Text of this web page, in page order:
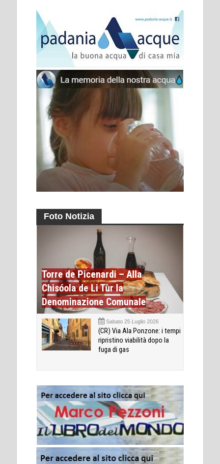
Foto Notizia
Torre de Picenardi – Alla
Chisóola de Li Tùr la
Denominazione Comunale
Sabato 25 Luglio 2026
(CR) Via Ala Ponzone: i tempi
ripristino viabilità dopo la
fuga di gas